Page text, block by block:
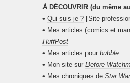
À DÉCOUVRIR (du même
• Qui suis-je ? [Site
• Mes articles (comics et
HuffPost
• Mes articles pour bubble
• Mon site sur Before
• Mes chroniques de Star